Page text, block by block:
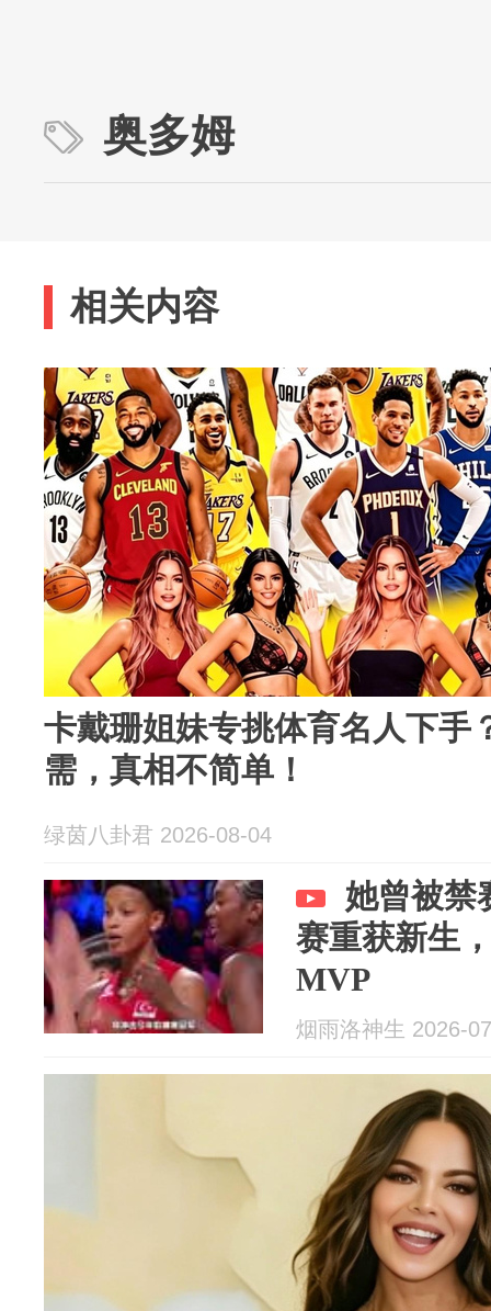
奥多姆
相关内容
卡戴珊姐妹专挑体育名人下手
需，真相不简单！
绿茵八卦君 2026-08-04
她曾被禁
赛重获新生
MVP
烟雨洛神生 2026-